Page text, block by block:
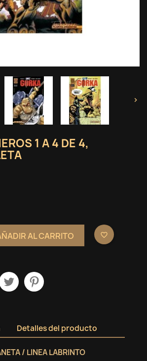

1 A 4 DE 4,
AL CARRITO favorite_border
Detalles del producto
/ LINEA LABRINTO